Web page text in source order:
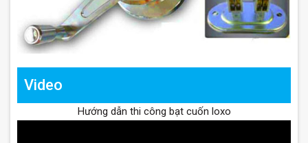
Video
Hướng dẫn thi công bạt cuốn loxo